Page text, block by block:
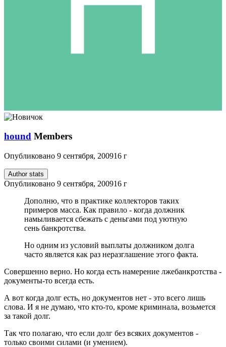
hound Members
Опубликовано 9 сентября, 200916 г
Author stats
Опубликовано 9 сентября, 200916 г
Дополню, что в практике коллекторов таких
примеров масса. Как правило - когда должник
намыливается сбежать с деньгами под уютную
сень банкротства.
Но одним из условий выплаты должником долга
часто является как раз неразглашение этого факта.
Совершенно верно. Но когда есть намерение лжебанкротства -
документы-то всегда есть.
А вот когда долг есть, но документов нет - это всего лишь
слова. И я не думаю, что кто-то, кроме криминала, возьмется
за такой долг.
Так что полагаю, что если долг без всяких документов -
только своими силами (и умением).